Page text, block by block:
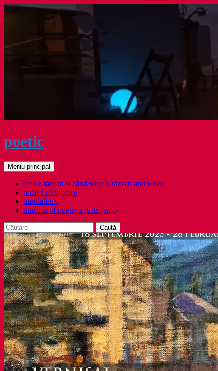
Sari
poetic
Caută
Meniu principal
cine e răzvan și când/who is răzvan and when
poetici relaţionale
translations
timeline of poetry events (eng)
Caută
după: